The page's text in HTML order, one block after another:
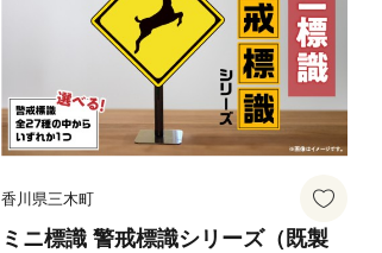
香川県三木町
ミニ標識 警戒標識シリーズ（既製